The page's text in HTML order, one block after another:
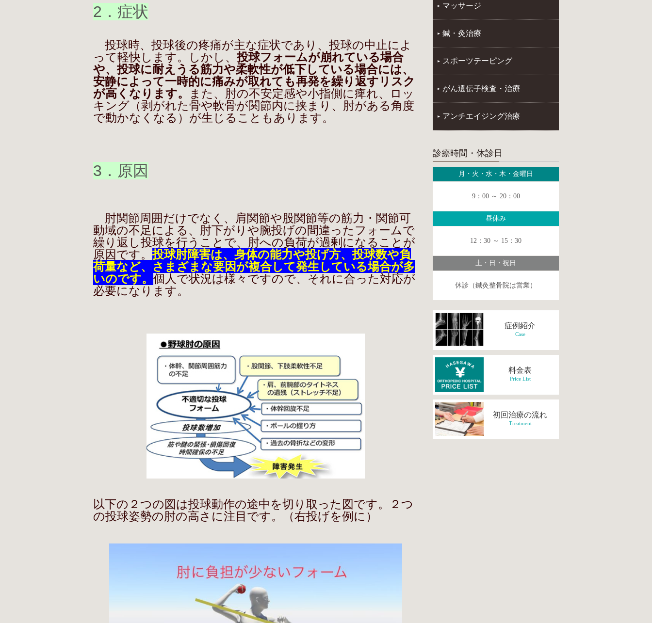
2．症状
投球時、投球後の疼痛が主な症状であり、投球の中止によ
って軽快します。しかし、投球フォームが崩れている場合
や、投球に耐えうる筋力や柔軟性が低下している場合には、
安静によって一時的に痛みが取れても再発を繰り返すリスク
が高くなります。
また、肘の不安定感や小指側に痺れ、ロッ
キング（剥がれた骨や軟骨が関節内に挟まり、肘がある角度
で動かなくなる）が生じることもあります。
3．原因
肘関節周囲だけでなく、肩関節や股関節等の筋力・関節可
動域の不足による、肘下がりや腕投げの間違ったフォームで
繰り返し投球を行うことで、肘への負荷が過剰になることが
原因です。投球肘障害は、身体の能力や投げ方、投球数や負
荷量など、さまざまな要因が複合して発生している場合が多
いのです。 個人で状況は様々ですので、それに合った対応が
必要になります。
以下の２つの図は投球動作の途中を切り取った図です。２つ
の投球姿勢の肘の高さに注目です。（右投げを例に）
マッサージ
鍼・灸治療
スポーツテーピング
がん遺伝子検査・治療
アンチエイジング治療
診療時間・休診日
月・火・水・木・金曜日
9：00 ～ 20：00
昼休み
12：30 ～ 15：30
土・日・祝日
休診（鍼灸整骨院は営業）
症例紹介
Case
料金表
Price List
初回治療の流れ
Treatment